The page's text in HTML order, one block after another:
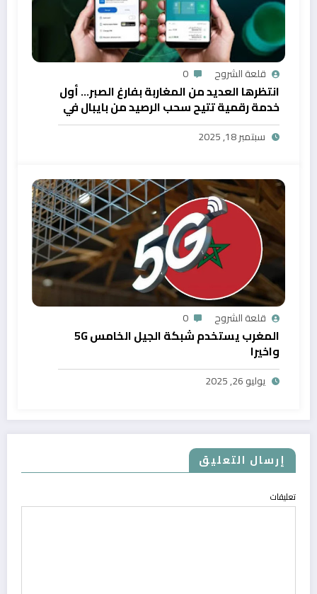
قلعة الشروح 0
انتظرها العديد من المغاربة بفارغ الصبر… أول
خدمة رقمية تتيح سحب الرصيد من بايبال في
المغرب
سبتمبر 18, 2025
قلعة الشروح 0
المغرب يستخدم شبكة الجيل الخامس 5G
واخيرا
يوليو 26, 2025
إرسال التعليق
تعليقات